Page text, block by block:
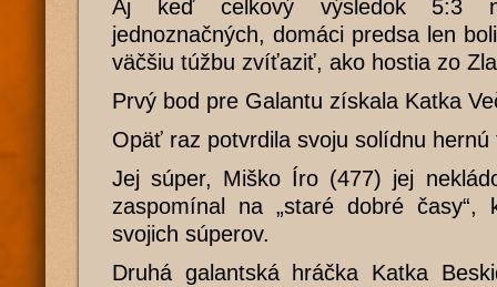
Aj keď celkový výsledok 5:3
jednoznačných, domáci predsa len
väčšiu túžbu zvíťaziť, ako hostia zo
Prvý bod pre Galantu získala Katka
Opäť raz potvrdila svoju solídnu hernú
Jej súper, Miško Íro (477) jej
zaspomínal na „staré dobré časy“,
svojich súperov.
Druhá galantská hráčka Katka